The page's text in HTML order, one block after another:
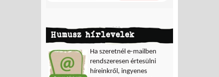
Humusz hírlevelek
Ha szeretnél e-mailben
rendszeresen értesülni
híreinkről, ingyenes